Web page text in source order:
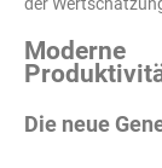
Die neue